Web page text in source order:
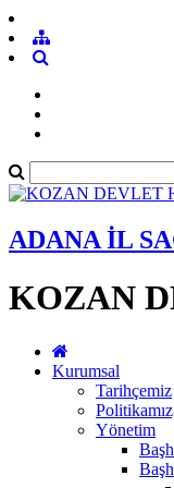
ADANA İL
KOZAN
Kurumsal
Tarihçemiz
Yönetim